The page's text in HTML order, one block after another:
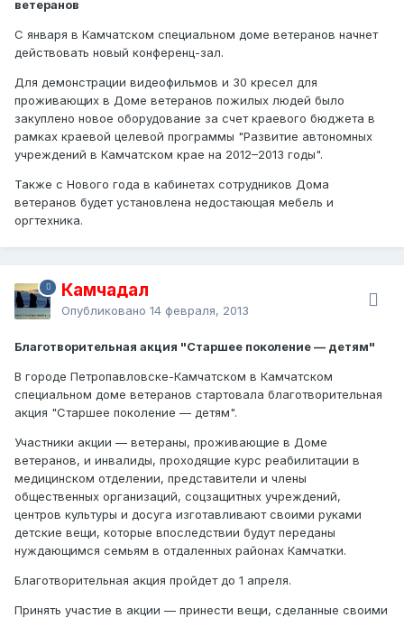
ветеранов
С января в Камчатском специальном доме ветеранов начнет
действовать новый конференц-зал.
Для демонстрации видеофильмов и 30 кресел для
проживающих в Доме ветеранов пожилых людей было
закуплено новое оборудование за счет краевого бюджета в
рамках краевой целевой программы "Развитие автономных
учреждений в Камчатском крае на 2012–2013 годы".
Также с Нового года в кабинетах сотрудников Дома
ветеранов будет установлена недостающая мебель и
оргтехника.
Камчадал
Опубликовано 14 февраля, 2013
Благотворительная акция "Старшее поколение — детям"
В городе Петропавловске-Камчатском в Камчатском
специальном доме ветеранов стартовала благотворительная
акция "Старшее поколение — детям".
Участники акции — ветераны, проживающие в Доме
ветеранов, и инвалиды, проходящие курс реабилитации в
медицинском отделении, представители и члены
общественных организаций, соцзащитных учреждений,
центров культуры и досуга изготавливают своими руками
детские вещи, которые впоследствии будут переданы
нуждающимся семьям в отдаленных районах Камчатки.
Благотворительная акция пройдет до 1 апреля.
Принять участие в акции — принести вещи, сделанные своими